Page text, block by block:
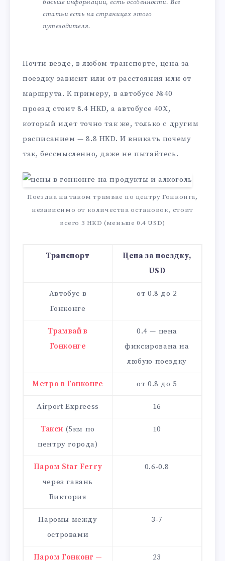
больше информации, есть особенности. Все
статьи есть на страницах этого
путеводителя.
Почти везде, в любом транспорте, цена за
поездку зависит или от расстояния или от
маршрута. К примеру, в автобусе №40
проезд стоит 8.4 HKD, а автобусе 40Х,
который идет точно так же, только с другим
расписанием — 8.8 HKD. И вникать почему
так, бессмысленно, даже не пытайтесь.
Поездка на таком трамвае по центру Гонконга,
независимо от количества остановок, стоит
всего 3 HKD (меньше 0.4 USD)
Транспорт
Цена за поездку,
USD
Автобус в
Гонконге
от 0.8 до 2
Трамвай в
Гонконге
0.4 — цена
фиксирована на
любую поездку
Метро в Гонконге от 0.8 до 5
Airport Expreess 16
Такси (5км по
центру города)
10
Паром Star Ferry
через гавань
Виктория
0.6-0.8
Паромы между
островами
3-7
Паром Гонконг —
23